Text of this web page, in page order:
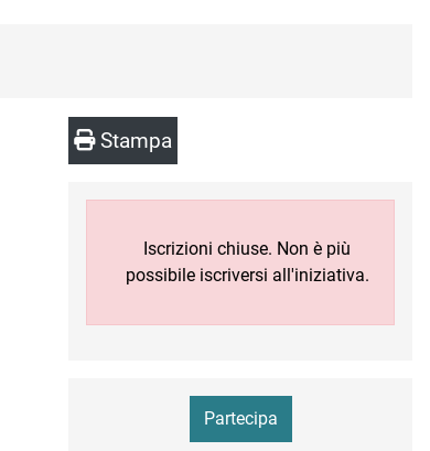
Stampa
Iscrizioni chiuse. Non è più
possibile iscriversi all'iniziativa.
Partecipa